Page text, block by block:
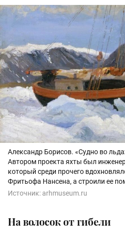
Александр Борисов. «Судно во
Автором проекта яхты был
который среди прочего
Фритьофа Нансена, а строили ее
Источник: arhmuseum.ru
На волосок от гибели